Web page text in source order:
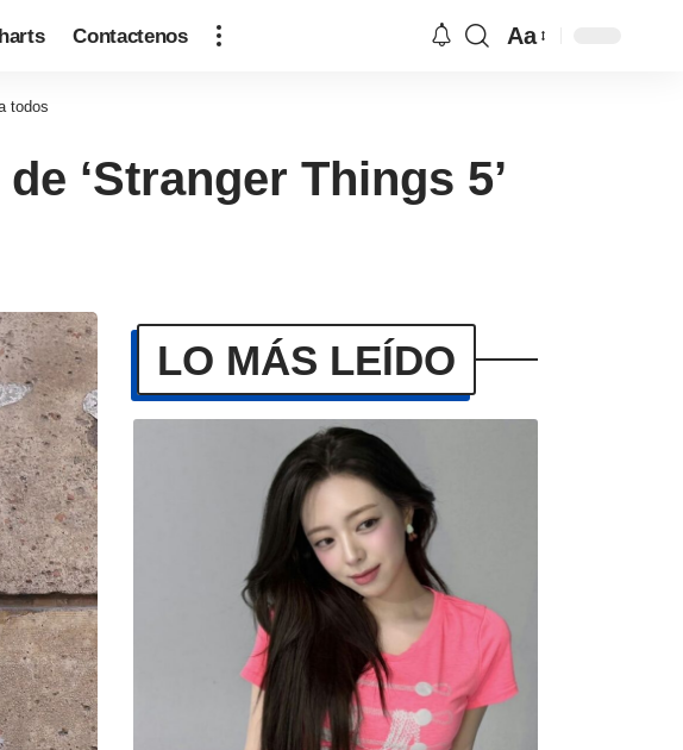
Contactenos Aa
todos
‘Stranger Things 5’
LO MÁS LEÍDO